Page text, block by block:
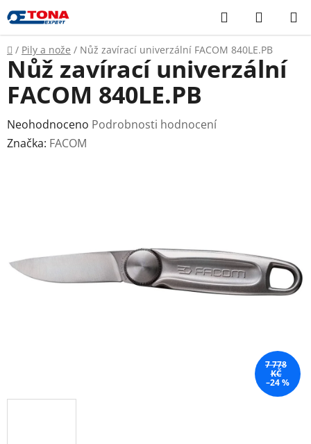
Přejít
na
obsah
Hledat
KOŠÍK
Domů
/ Pily a nože / Nůž zavírací univerzální FACOM 840LE.PB
Nůž zavírací univerzální
FACOM 840LE.PB
Průměrné
hodnocení
hvězdiček.
Neohodnoceno Podrobnosti hodnocení
Značka: FACOM
7 778
KČ
–24 %